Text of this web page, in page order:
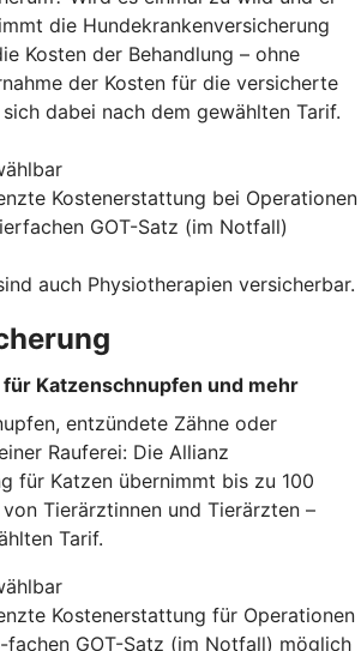
die Hundekrankenversicherung
Kosten der Behandlung – ohne
der Kosten für die versicherte
dabei nach dem gewählten Tarif.
Kostenerstattung bei Operationen
GOT-Satz (im Notfall)
auch Physiotherapien versicherbar.
Katzenschnupfen und mehr
entzündete Zähne oder
Rauferei: Die Allianz
für Katzen übernimmt bis zu 100
Tierärztinnen und Tierärzten –
Tarif.
Kostenerstattung für Operationen
fachen GOT-Satz (im Notfall) möglich